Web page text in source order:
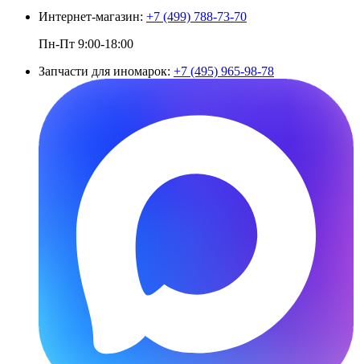
Интернет-магазин: +7 (499) 788-73-70
Пн-Пт 9:00-18:00
Запчасти для иномарок: +7 (495) 965-98-78